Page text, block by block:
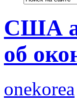
США
об
onekorea